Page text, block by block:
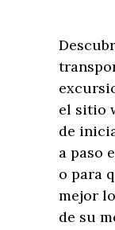
el sitio
de
a paso
o para
mejor
de su